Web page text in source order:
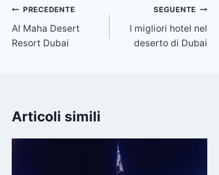
Navigazione
articoli
PRECEDENTE
Al Maha Desert
Resort Dubai
SEGUENTE
I migliori hotel nel
deserto di Dubai
Articoli simili